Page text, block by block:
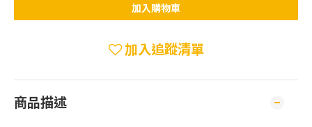
加入購物車
加入追蹤清單
商品描述